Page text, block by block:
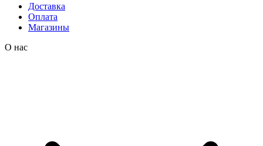
Доставка
Оплата
Магазины
О нас